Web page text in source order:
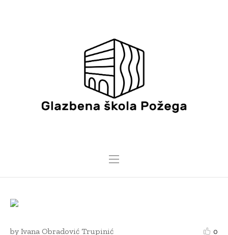
15 SVIBNJA, 2024
0
by Ivana Obradović Trupinić